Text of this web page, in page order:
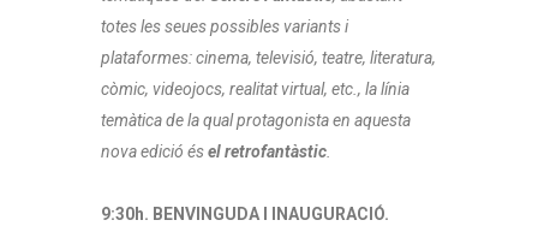
totes les seues possibles variants i
plataformes: cinema, televisió, teatre, literatura,
còmic, videojocs, realitat virtual, etc., la línia
temàtica de la qual protagonista en aquesta
nova edició ésel retrofantàstic
9:30h. BENVINGUDA I INAUGURACIÓ.